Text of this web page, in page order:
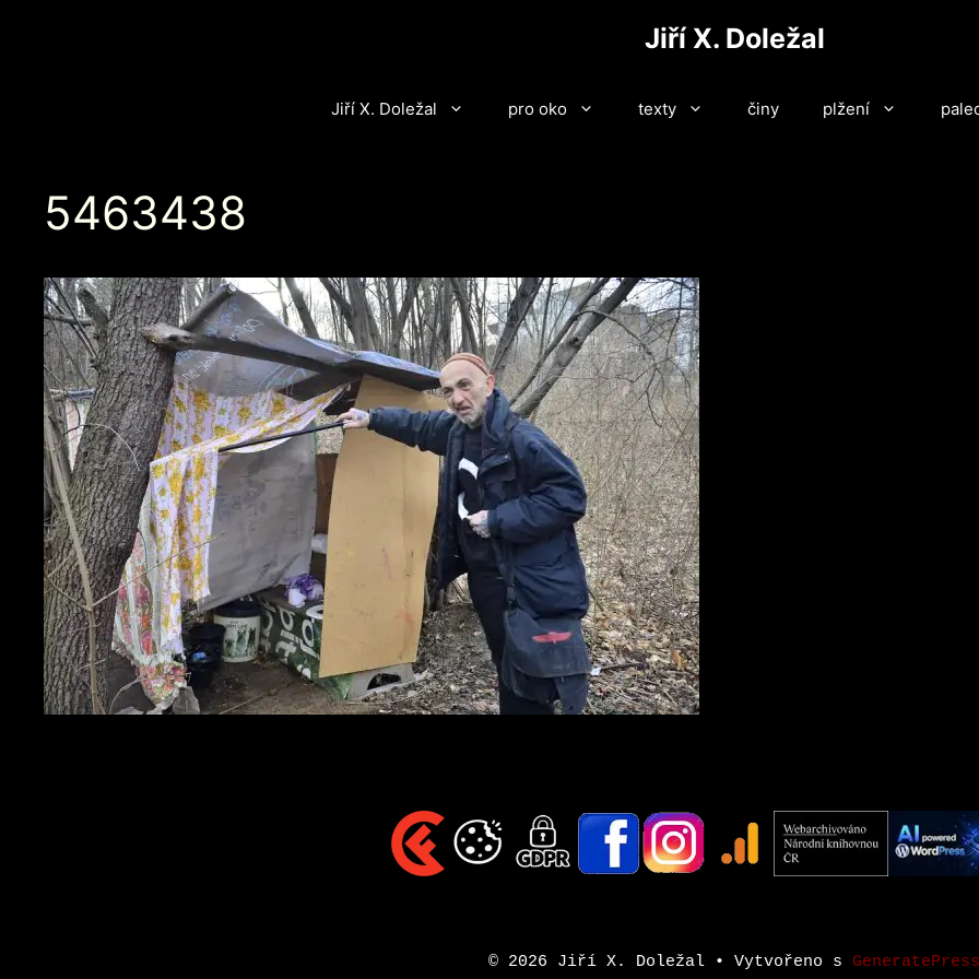
Jiří X. Doležal
Jiří X. Doležal pro oko texty činy plžení
5463438
© 2026 Jiří X. Doležal • Vytvořeno s GeneratePress